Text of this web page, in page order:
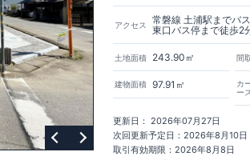
アクセス
常磐線 土浦駅までバ
東口バス停まで徒歩2
土地面積 243.90㎡
建物面積 97.91㎡
間
カ
ー
更新日： 2026年07月27日
次回更新予定日：2026年8月10日
取引有効期限：2026年8月8日